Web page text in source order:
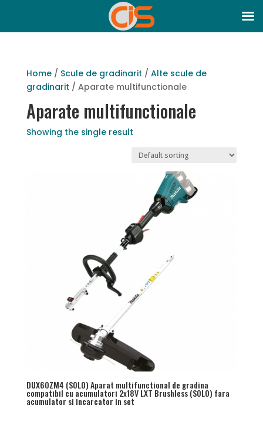
Home/ Scule de gradinarit / Alte scule de
gradinarit / Aparate multifunctionale
Aparate multifunctionale
Showing the single result
DUX60ZM4 (SOLO) Aparat multifunctional de gradina
compatibil cu acumulatori 2x18V LXT Brushless (SOLO) fara
acumulator si incarcator in set